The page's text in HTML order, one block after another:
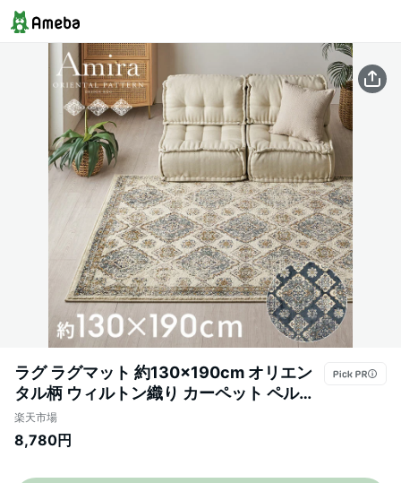
ラグ ラグマット 約130×190cm オリエン
タル柄 ウィルトン織り カーペット ペルシ
ャ風 ペルシャ絨毯風 おしゃれ アンティー
ク風 絨毯 じゅうたん 春 夏 秋 冬 130cm
ン 敷物 マット 白 青 北欧 インテリア
楽天市場
8,780円